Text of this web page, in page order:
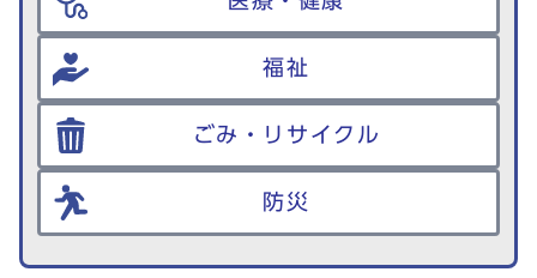
福祉
ごみ・リサイクル
防災